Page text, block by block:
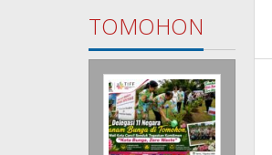
TOMOHON